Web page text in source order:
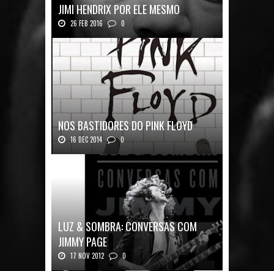
JIMI HENDRIX POR ELE MESMO
26 FEB 2016 0
Texto histórico expõe a mente do mestre J...
NOS BASTIDORES DO PINK FLOYD
16 DEC 2014 0
Nos Bastidores do Pink Floyd Autor: Mark B...
LUZ & SOMBRA: CONVERSAS COM
JIMMY PAGE
17 NOV 2012 0
Luz & Sombra: Conversas com Jimmy Pag...